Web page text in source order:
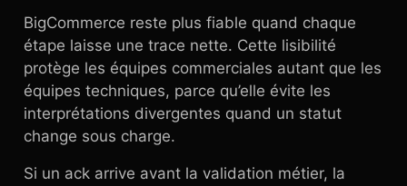
BigCommerce reste plus fiable quand chaque
étape laisse une trace nette. Cette lisibilité
protège les équipes commerciales autant que les
équipes techniques, parce qu’elle évite les
interprétations divergentes quand un statut
change sous charge.
Si un ack arrive avant la validation métier, la